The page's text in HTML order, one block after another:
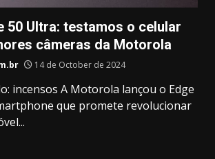
50 Ultra: testamos o celular
câmeras da Motorola
14 de October de 2024
incensos A Motorola lançou o Edge
que promete revolucionar